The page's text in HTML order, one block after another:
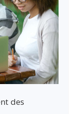
des